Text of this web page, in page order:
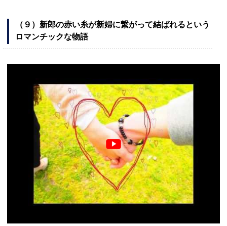
（９）新郎の赤い糸が新婦に繋がって結ばれるという
ロマンチックな物語